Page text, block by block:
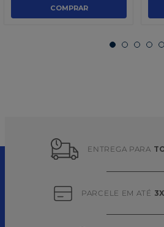
COMPRAR
ENTREGA PARA
PARCELE EM ATÉ